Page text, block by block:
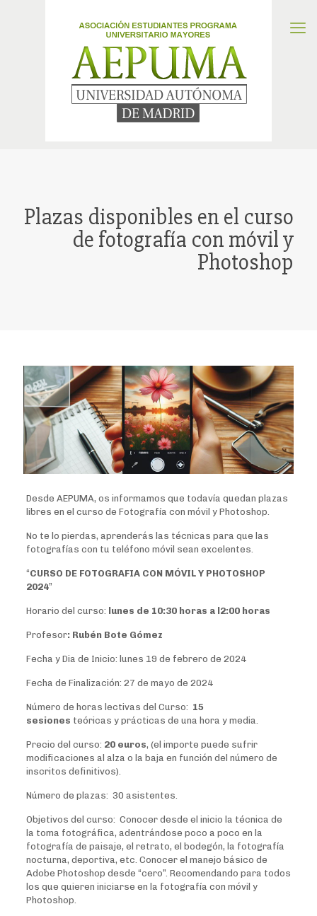
Plazas disponibles en el curso
de fotografía con móvil y
Photoshop
Desde AEPUMA, os informamos que todavía quedan plazas
libres en el curso de Fotografía con móvil y Photoshop.
No te lo pierdas, aprenderás las técnicas para que las
fotografías con tu teléfono móvil sean excelentes.
“CURSO DE FOTOGRAFIA CON MÓVIL Y PHOTOSHOP
2024”
Horario del curso: lunes de 10:30 horas a l2:00 horas
Profesor: Rubén Bote Gómez
Fecha y Dia de Inicio: lunes 19 de febrero de 2024
Fecha de Finalización: 27 de mayo de 2024
Número de horas lectivas del Curso: 15
sesiones teóricas y prácticas de una hora y media.
Precio del curso: 20 euros, (el importe puede sufrir
modificaciones al alza o la baja en función del número de
inscritos definitivos).
Número de plazas: 30 asistentes.
Objetivos del curso: Conocer desde el inicio la técnica de
la toma fotográfica, adentrándose poco a poco en la
fotografía de paisaje, el retrato, el bodegón, la fotografía
nocturna, deportiva, etc. Conocer el manejo básico de
Adobe Photoshop desde “cero”. Recomendando para todos
los que quieren iniciarse en la fotografía con móvil y
Photoshop.